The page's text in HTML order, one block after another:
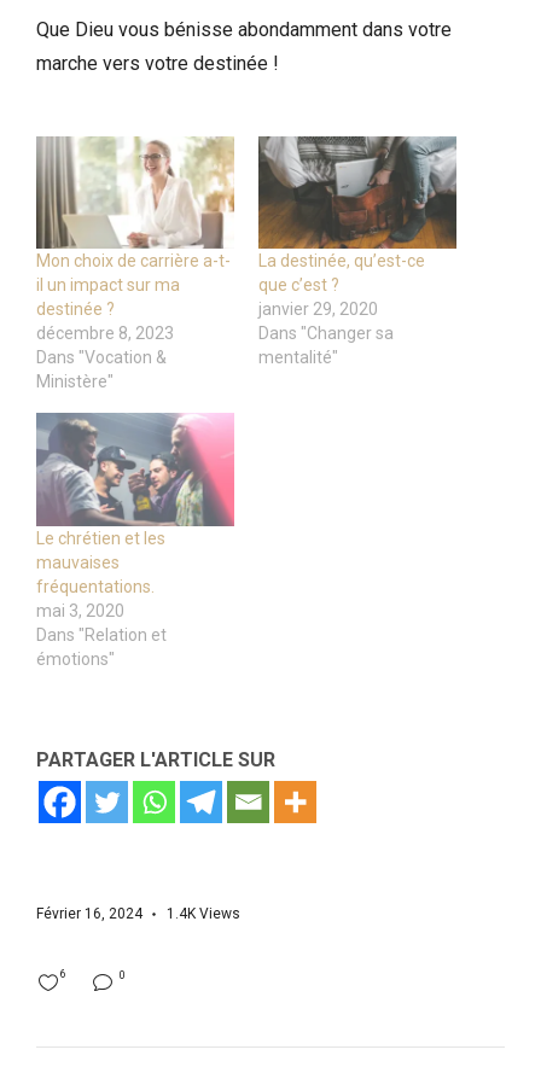
Que Dieu vous bénisse abondamment dans votre
marche vers votre destinée !
Mon choix de carrière a-t-
il un impact sur ma
destinée ?
décembre 8, 2023
Dans "Vocation &
Ministère"
La destinée, qu’est-ce
que c’est ?
janvier 29, 2020
Dans "Changer sa
mentalité"
Le chrétien et les
mauvaises
fréquentations.
mai 3, 2020
Dans "Relation et
émotions"
PARTAGER L'ARTICLE SUR
Février 16, 2024 1.4K Views
0
6